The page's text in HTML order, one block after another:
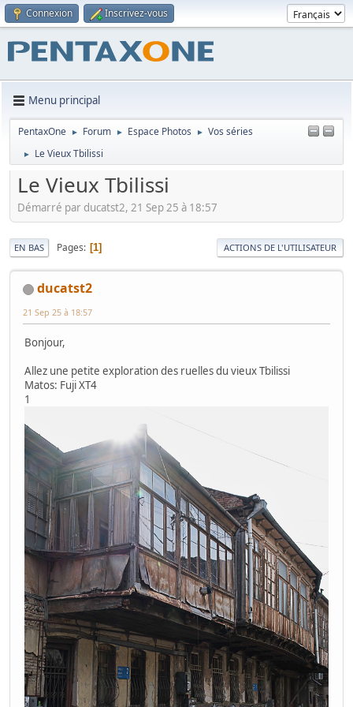
Connexion Inscrivez-vous
Menu principal
PentaxOne ► Forum ► Espace Photos ► Vos séries
► Le Vieux Tbilissi
Le Vieux Tbilissi
Démarré par ducatst2, 21 Sep 25 à 18:57
EN BAS Pages 1 ACTIONS DE L'UTILISATEUR
ducatst2
21 Sep 25 à 18:57
Bonjour,
Allez une petite exploration des ruelles du vieux Tbilissi
Matos: Fuji XT4
1